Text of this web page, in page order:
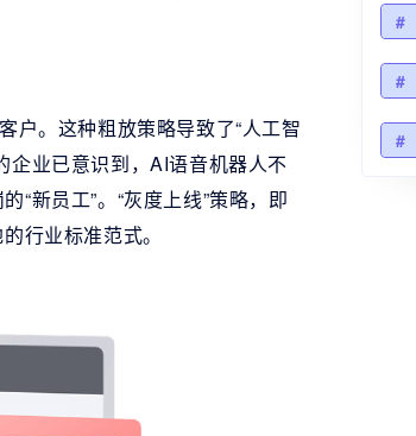
户。这种粗放策略导致了“人工智
业已意识到，AI语音机器人不
“新员工”。“灰度上线”策略，即
行业标准范式。
#
#
#